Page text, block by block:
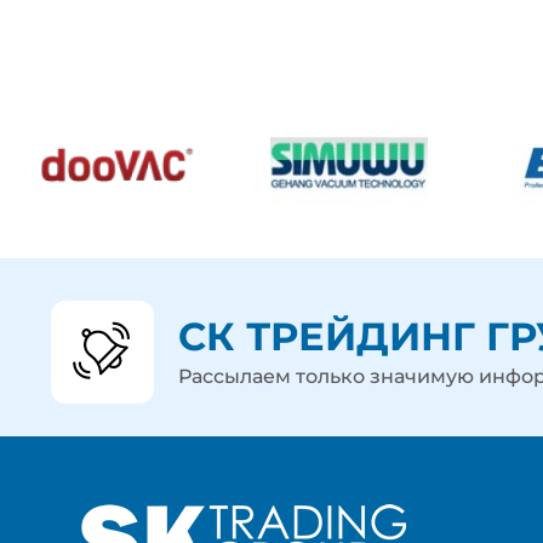
СК ТРЕЙДИНГ
Рассылаем только значимую